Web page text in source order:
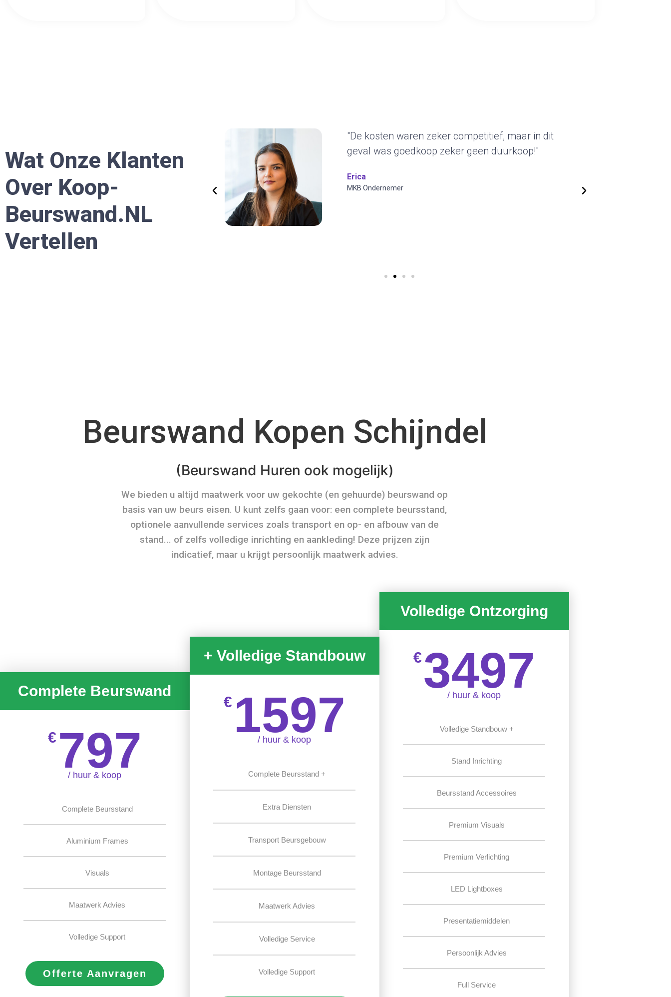
Wat Onze Klanten
Over Koop-
Beurswand.nL
Vertellen
geval was goedkoop zeker geen duurkoop!"
MKB Ondernemer
"Het duurzame karakter van deze standbouw sprak
ons erg aan. De geleverde beursstands kunnen we
Beurswand Kopen Schijndel
(Beurswand Huren ook mogelijk)
We bieden u altijd maatwerk voor uw gekochte (en gehuurde) beurswand op
basis van uw beurs eisen. U kunt zelfs gaan voor: een complete beursstand,
optionele aanvullende services zoals transport en op- en afbouw van de
stand... of zelfs volledige inrichting en aankleding! Deze prijzen zijn
indicatief, maar u krijgt persoonlijk maatwerk advies.
Complete Beurswand
€ 797
/ huur & koop
Complete Beursstand
Aluminium Frames
Visuals
Maatwerk Advies
Volledige Support
Offerte Aanvragen
+ Volledige Standbouw
€ 1597
/ huur & koop
Complete Beursstand +
Extra Diensten
Transport Beursgebouw
Montage Beursstand
Maatwerk Advies
Volledige Service
Volledige Support
Volledige Ontzorging
€3497
/ huur & koop
Volledige Standbouw +
Stand Inrichting
Beursstand Accessoires
Premium Visuals
Premium Verlichting
LED Lightboxes
Presentatiemiddelen
Persoonlijk Advies
Full Service